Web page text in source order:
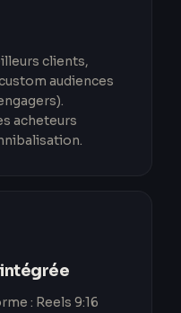
clients,
audiences
acheteurs
: Reels 9:16